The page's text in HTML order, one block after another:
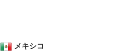
メキシコ